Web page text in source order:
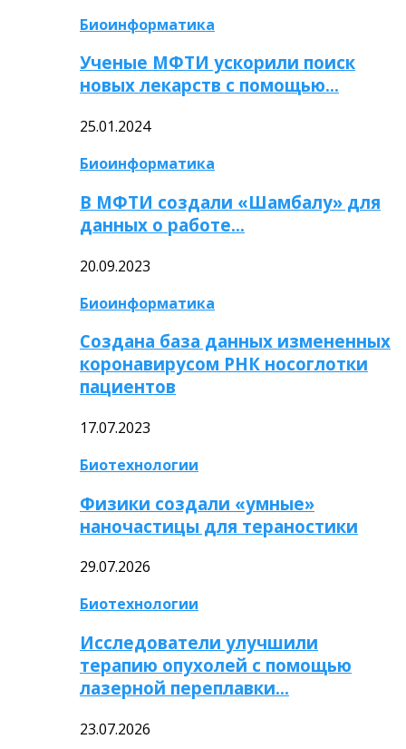
Биоинформатика
Ученые МФТИ ускорили поиск
новых лекарств с помощью…
25.01.2024
Биоинформатика
В МФТИ создали «Шамбалу» для
данных о работе…
20.09.2023
Биоинформатика
Создана база данных измененных
коронавирусом РНК носоглотки
пациентов
17.07.2023
Биотехнологии
Физики создали «умные»
наночастицы для тераностики
29.07.2026
Биотехнологии
Исследователи улучшили
терапию опухолей с помощью
лазерной переплавки…
23.07.2026